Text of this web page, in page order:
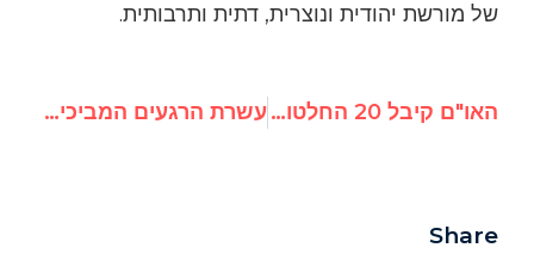
של מורשת יהודית ונוצרית, דתית ותרבותית.
האו"ם קיבל 20 החלטות נגד ישראל, רק 4 נגד שאר מדינות העולם עשרת הרגעים המביכים של האו"ם לשנת 2016
Share